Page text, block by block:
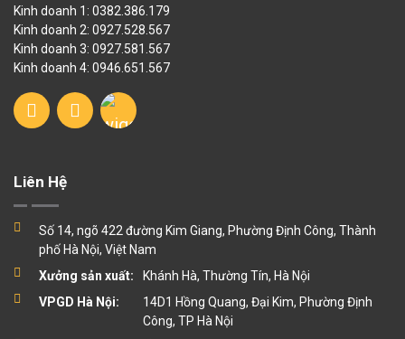
Kinh doanh 1: 0382.386.179
Kinh doanh 2: 0927.528.567
Kinh doanh 3: 0927.581.567
Kinh doanh 4: 0946.651.567
Liên Hệ
Số 14, ngõ 422 đường Kim Giang, Phường Định Công, Thành
phố Hà Nội, Việt Nam
Xưởng sản xuất:
Khánh Hà, Thường Tín, Hà Nội
VPGD Hà Nội:
14D1 Hồng Quang, Đại Kim, Phường Định
Công, TP Hà Nội